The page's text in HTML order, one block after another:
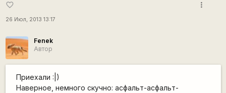
favorite_border
26 Июл, 2013 13:17
more_vert
Fenek
Автор
Приехали :|)
Наверное, немного скучно: асфальт-асфальт-